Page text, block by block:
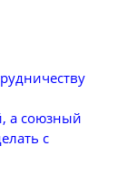
а союзный
с